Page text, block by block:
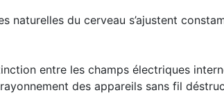
naturelles du cerveau s’ajustent
entre les champs électriques
des appareils sans fil